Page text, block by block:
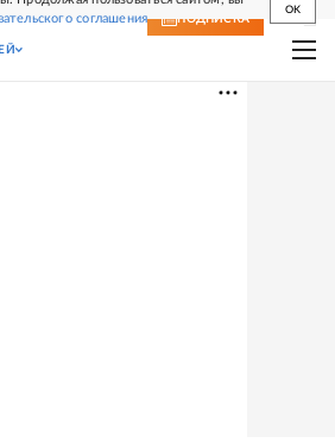
соглашения
OK
ПОДПИСКА